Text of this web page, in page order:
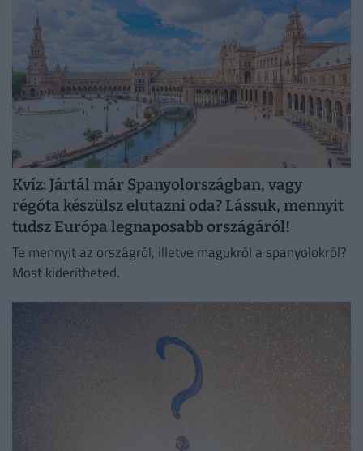
Kvíz: Jártál már Spanyolországban, vagy
régóta készülsz elutazni oda? Lássuk, mennyit
tudsz Európa legnaposabb országáról!
Te mennyit az országról, illetve magukról a spanyolokról?
Most kiderítheted.